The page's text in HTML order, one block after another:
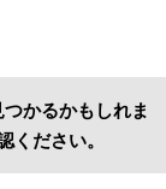
かるかもしれま
ください。